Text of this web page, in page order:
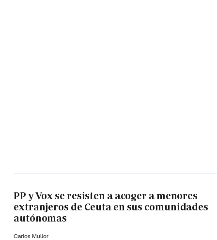
PP y Vox se resisten a acoger a menores
extranjeros de Ceuta en sus comunidades
autónomas
Carlos Mullor